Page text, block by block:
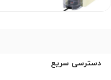
دسترسی سریع